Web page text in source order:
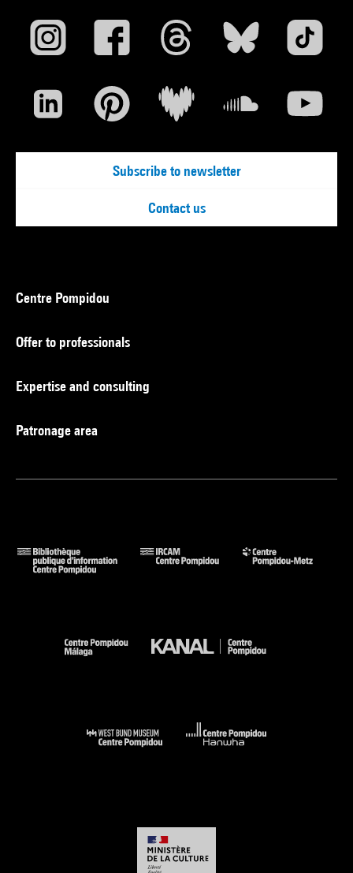
Subscribe to newsletter
Contact us
Centre Pompidou
Offer to professionals
Expertise and consulting
Patronage area